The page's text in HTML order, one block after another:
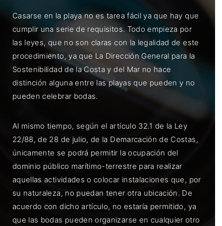
Casarse en la playa no es tarea fácil ya que hay que
cumplir una serie de requisitos. Todo empieza por
las leyes, que no son claras con la legalidad de este
procedimiento, ya que La Dirección General para la
Sostenibilidad de la Costa y del Mar no hace
distinción alguna entre las playas que pueden y no
pueden celebrar bodas.
Al mismo tiempo, según el artículo 32.1 de la Ley
22/88, de 28 de julio, de la Demarcación de Costas,
únicamente se podrá permitir la ocupación del
dominio público marítimo-terrestre para realizar
aquellas actividades o colocar instalaciones que, por
su naturaleza, no puedan tener otra ubicación. De
acuerdo con dicho artículo, no estaría permitido, ya
que las bodas pueden organizarse en cualquier otro